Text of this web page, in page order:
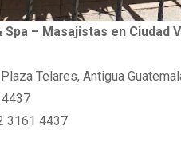
Spa – Masajistas en Ciudad
Telares, Antigua
4437
3161 4437